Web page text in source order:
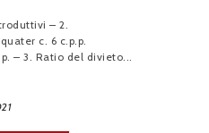
– 2.
c. 6 c.p.p.
– 3. Ratio del divieto...